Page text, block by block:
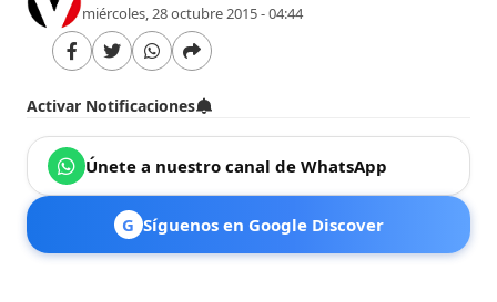
miércoles, 28 octubre 2015 - 04:44
Activar Notificaciones
Únete a nuestro canal de WhatsApp
G Síguenos en Google Discover